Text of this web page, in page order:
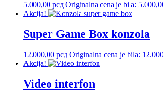
5.000,00рсд Originalna cena je bila:
Akcija!
Super Game Box konzola
12.000,00рсд Originalna cena je bila:
Akcija!
Video interfon